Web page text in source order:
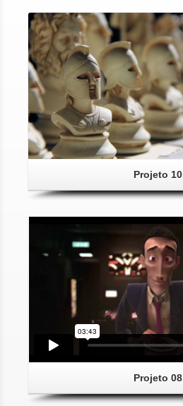
Projeto 10
Projeto 08